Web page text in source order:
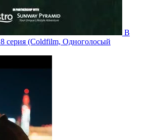
В
8 серия (Coldfilm, Одноголосый